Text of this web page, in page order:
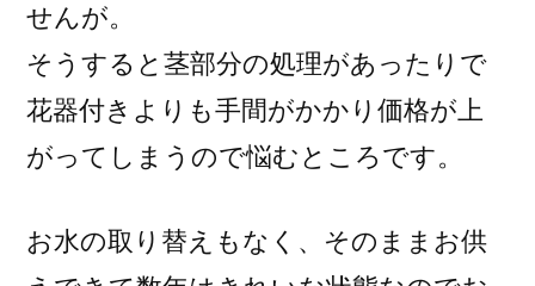
せんが。
そうすると茎部分の処理があったりで
花器付きよりも手間がかかり価格が上
がってしまうので悩むところです。
お水の取り替えもなく、そのままお供